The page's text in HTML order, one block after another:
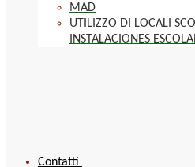
MAD
UTILIZZO DI LOCALI
INSTALACIONES
Contatti